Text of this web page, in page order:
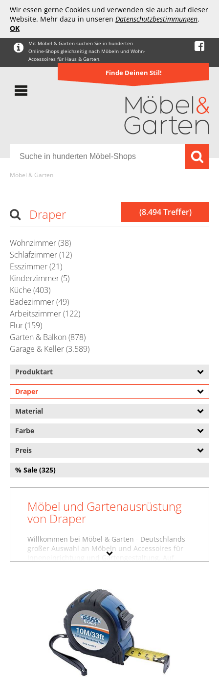
Wir essen gerne Cookies und verwenden sie auch auf dieser
Website. Mehr dazu in unseren Datenschutzbestimmungen.
OK
Mit Möbel & Garten suchen Sie in hunderten
Online-Shops gleichzeitig nach Möbeln und Wohn-
Accessoires für Haus & Garten.
Finde Deinen Stil!
Möbel & Garten
(8.494 Treffer)
Draper
Wohnzimmer (38)
Schlafzimmer (12)
Esszimmer (21)
Kinderzimmer (5)
Küche (403)
Badezimmer (49)
Arbeitszimmer (122)
Flur (159)
Garten & Balkon (878)
Garage & Keller (3.589)
Produktart
Draper
Material
Farbe
Preis
% Sale (325)
Möbel und Gartenausrüstung
von Draper
Willkommen bei Möbel & Garten - Deutschlands
großer Auswahl an Möbeln und Accessoires für
Inneneinrichtung und Gartengestaltung. Auf
oder suchen Sie etwas ganz bestimmtes?
Vielleicht finden Sie es in einer unserer
Möbelfachabteilungen, zum Beispiel im Bereich
Baumarktartikel von Draper, unter
von Draperoder in der Abteilung für
Gartenausstattung von Draper. Nutzen Sie auch
die Filter auf dieser Seite, um gezielt nach
Produkten in bestimmten Farben, Preisbereichen
oder nach reduzierten Möbeln zu suchen.
Stöbern Sie in aller Ruhe und lassen Sie sich